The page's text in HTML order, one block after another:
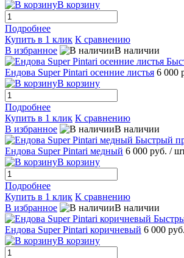
В корзину
Подробнее
Купить в 1 клик К сравнению
В избранное
В наличии
Ендова Super Pintari осенние листья 6 000
В корзину
Подробнее
Купить в 1 клик К сравнению
В избранное
В наличии
Быстрый
Ендова Super Pintari медный 6 000 руб. /
В корзину
Подробнее
Купить в 1 клик К сравнению
В избранное
В наличии
Ендова Super Pintari коричневый 6 000 руб.
В корзину